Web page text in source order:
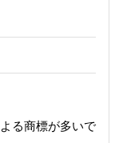
る商標が多いで